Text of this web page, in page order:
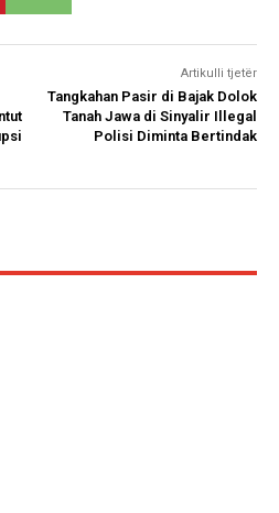
Artikulli tjetër
Tangkahan Pasir di Bajak Dolok
Tanah Jawa di Sinyalir Illegal
Polisi Diminta Bertindak